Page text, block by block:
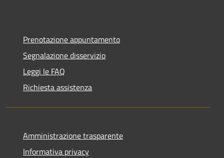
Prenotazione appuntamento
Segnalazione disservizio
Leggi le FAQ
Richiesta assistenza
Amministrazione trasparente
Informativa privacy